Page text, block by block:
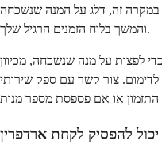
זה, דלג על המנה שנשכחה
והמשך בלוח הזמנים הרגיל שלך.
לפצות על מנה שנשכחה, מכיוון
לדימום. צור קשר עם ספק שירותי